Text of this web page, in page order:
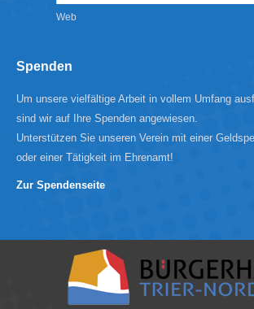
Web
Spenden
Um unsere vielfältige Arbeit in vollem Umfang
sind wir auf Ihre Spenden angewiesen.
Unterstützen Sie unseren Verein mit einer
oder einer Tätigkeit im Ehrenamt!
Zur Spendenseite